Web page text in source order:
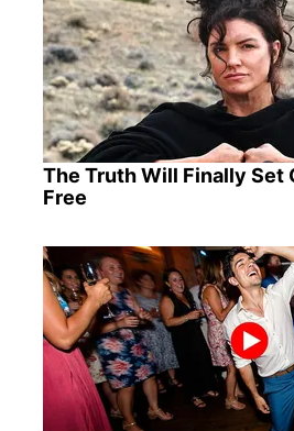
The Truth Will Finally Set
Free